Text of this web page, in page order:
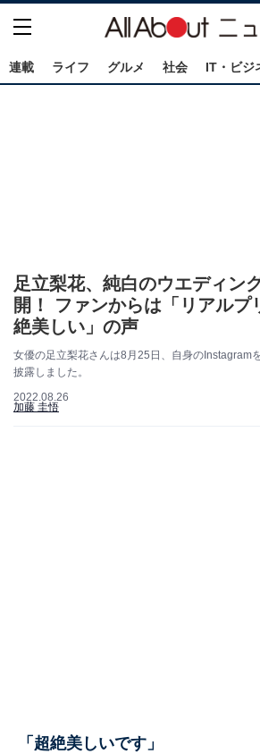
連載 ライフ グルメ 社会 IT・ビジ
足立梨花、純白のウエディン
開！ ファンからは「リアルプ
絶美しい」の声
女優の足立梨花さんは8月25日、自身のInstagram
披露しました。
2022.08.26
加藤 圭悟
「超絶美しいです」